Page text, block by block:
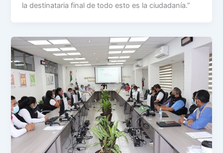
la destinataria final de todo esto es la ciudadanía.”